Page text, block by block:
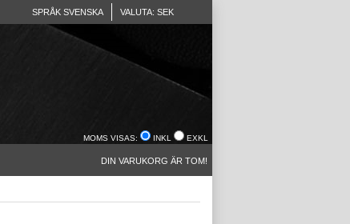
SPRÅK SVENSKA VALUTA: SEK
MOMS VISAS: INKL EXKL
DIN VARUKORG ÄR TOM!